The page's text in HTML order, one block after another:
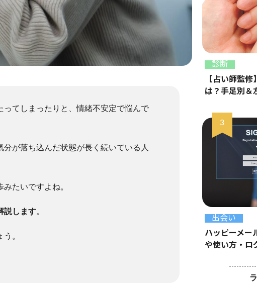
てしまったりと、情緒不安定で悩んで
が落ち込んだ状態が長く続いている人
たいですよね。
説します。
。
診断
【占い師監
は？手足別＆
出会い
ハッピーメー
や使い方・ロ